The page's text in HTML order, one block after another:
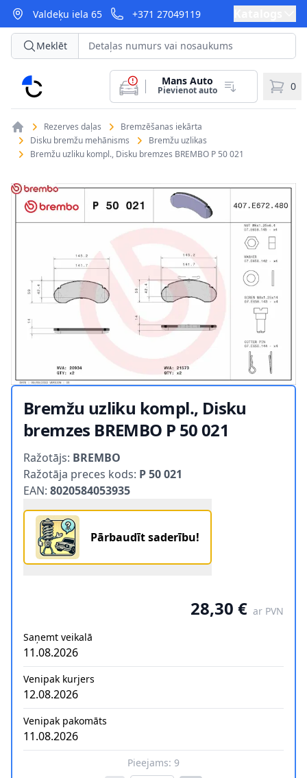
Valdeķu iela 65 +371 27049119
CarParts
Meklēt
Mans Auto
Pievienot auto 0
Rezerves daļas
Bremzēšanas iekārta
Disku bremžu mehānisms
Bremžu uzlikas
Bremžu uzliku kompl., Disku bremzes BREMBO P 50 021
Bremžu uzliku kompl., Disku
bremzes BREMBO P 50 021
Ražotājs: BREMBO
Ražotāja preces kods: P 50 021
EAN: 8020584053935
Pārbaudīt saderību!
28,30 € ar PVN
Saņemt veikalā
11.08.2026
Venipak kurjers
12.08.2026
Venipak pakomāts
11.08.2026
Pieejams: 9